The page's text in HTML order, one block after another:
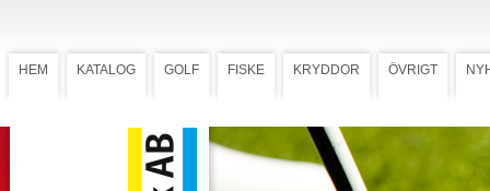
HEM KATALOG GOLF FISKE KRYDDOR ÖVRIGT
Miljöask